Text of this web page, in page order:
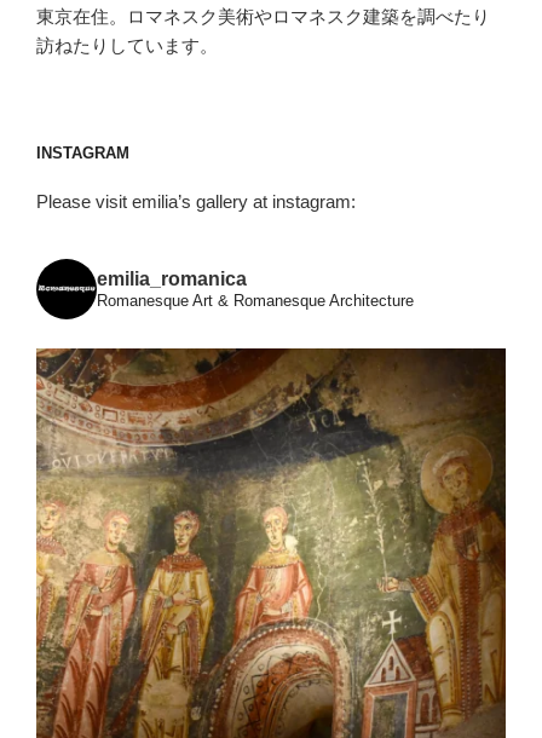
ン
東京在住。ロマネスク美術やロマネスク建築を調べたり
訪ねたりしています。
INSTAGRAM
Please visit emilia’s gallery at instagram:
emilia_romanica
Romanesque Art & Romanesque Architecture